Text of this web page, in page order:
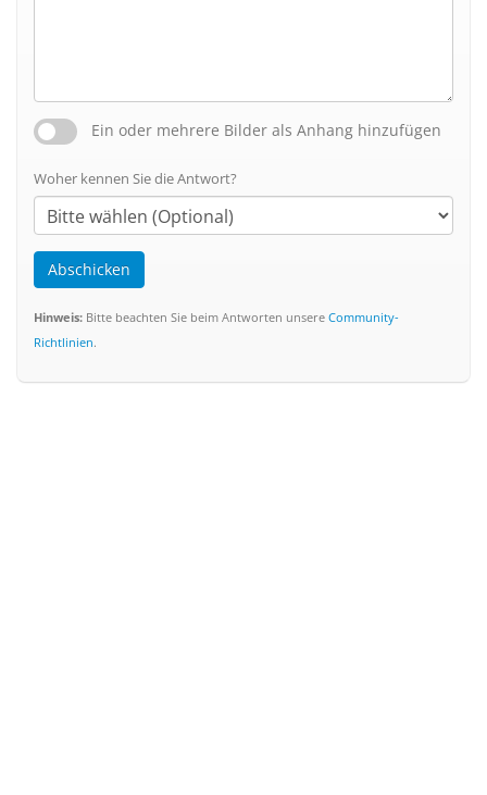
Ein oder mehrere Bilder als Anhang hinzufügen
Woher kennen Sie die Antwort?
Abschicken
Hinweis: Bitte beachten Sie beim Antworten unsere Community-
Richtlinien.